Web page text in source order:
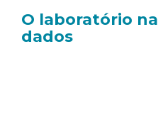
O laboratório
dados